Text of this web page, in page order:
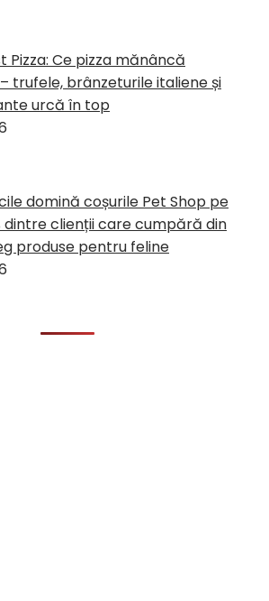
Pizza: Ce pizza mănâncă
trufele, brânzeturile italiene și
urcă în top
domină coșurile Pet Shop pe
dintre clienții care cumpără din
produse pentru feline